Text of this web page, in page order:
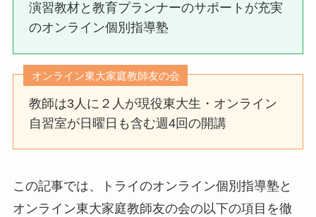
演習教材と教育プランナーのサポートが充実
のオンライン個別指導塾
オンライン東大家庭教師友の会
教師は3人に２人が現役東大生・オンライン
自習室が日曜日も含む週4回の開講
この記事では、トライのオンライン個別指導塾と
オンライン東大家庭教師友の会の以下の項目を徹